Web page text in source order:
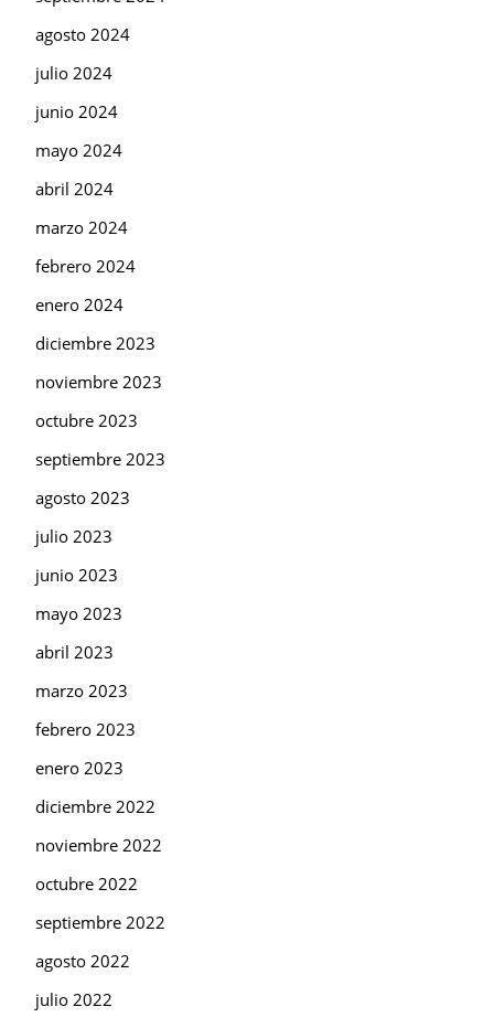
agosto 2024
julio 2024
junio 2024
mayo 2024
abril 2024
marzo 2024
febrero 2024
enero 2024
diciembre 2023
noviembre 2023
octubre 2023
septiembre 2023
agosto 2023
julio 2023
junio 2023
mayo 2023
abril 2023
marzo 2023
febrero 2023
enero 2023
diciembre 2022
noviembre 2022
octubre 2022
septiembre 2022
agosto 2022
julio 2022